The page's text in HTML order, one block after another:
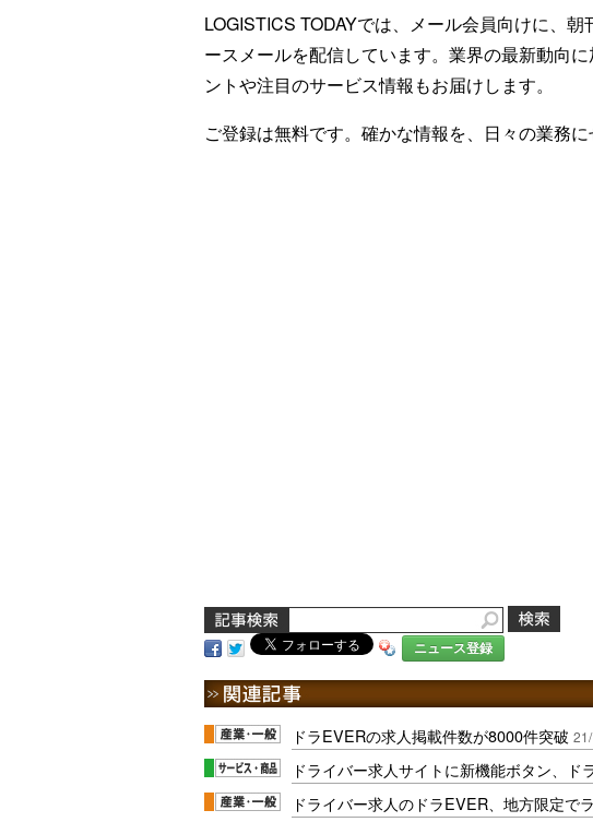
LOGISTICS TODAYでは、メール会員向けに、
ースメールを配信しています。業界の最新動向
ントや注目のサービス情報もお届けします。
ご登録は無料です。確かな情報を、日々の業務に
ニュース登録
ドラEVERの求人掲載件数が8000件突破
ドライバー求人サイトに新機能ボタン、ド
ドライバー求人のドラEVER、地方限定で